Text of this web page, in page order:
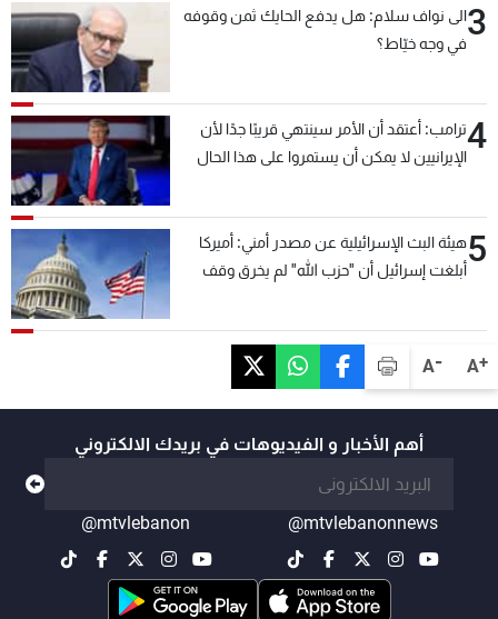
A+
A-
3الى نواف سلام: هل يدفع الحايك ثمن وقوفه
في وجه خيّاط؟
4ترامب: أعتقد أن الأمر سينتهي قريبًا جدًا لأن
الإيرانيين لا يمكن أن يستمروا على هذا الحال
5هيئة البث الإسرائيلية عن مصدر أمني: أميركا
أبلغت إسرائيل أن "حزب الله" لم يخرق وقف
أهم الأخبار و الفيديوهات في بريدك الالكتروني
@mtvlebanonnews
@mtvlebanon